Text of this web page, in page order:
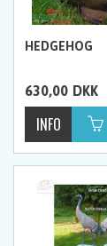
HEDGEHOG
630,00 DKK